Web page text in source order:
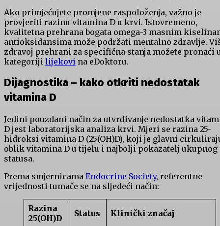
Ako primjećujete promjene raspoloženja, važno je
provjeriti razinu vitamina D u krvi. Istovremeno,
kvalitetna prehrana bogata omega-3 masnim
antioksidansima može podržati mentalno zdravlje.
zdravoj prehrani za specifična stanja možete pronaći
kategoriji lijekovi na eDoktoru.
Dijagnostika – kako otkriti nedostatak
vitamina D
Jedini pouzdani način za utvrđivanje nedostatka
D jest laboratorijska analiza krvi. Mjeri se razina 25-
hidroksi vitamina D (25(OH)D), koji je glavni
oblik vitamina D u tijelu i najbolji pokazatelj ukupnog
statusa.
Prema smjernicama Endocrine Society, referentne
vrijednosti tumače se na sljedeći način:
Razina
25(OH)D
Status Klinički značaj